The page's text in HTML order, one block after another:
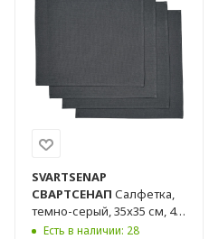
SVARTSENAP
СВАРТСЕНАП Салфетка,
темно-серый, 35x35 см, 4
штЕсть в наличии: 28